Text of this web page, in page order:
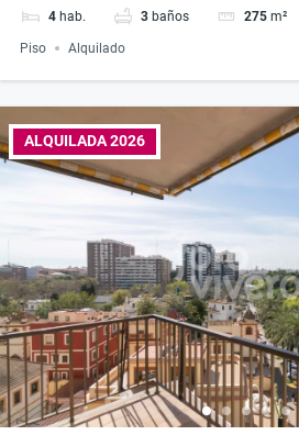
4 hab. 3 baños 275 m²
Piso Alquilado
ALQUILADA 2026